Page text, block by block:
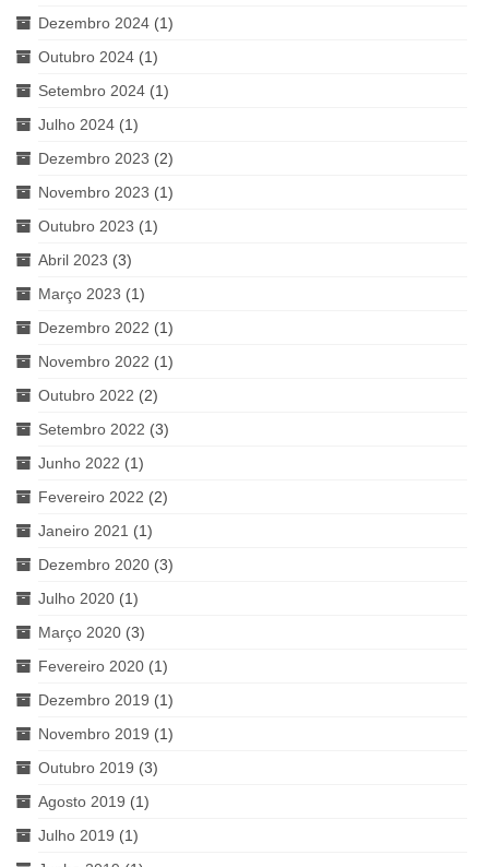
Dezembro 2024 (1)
Outubro 2024 (1)
Setembro 2024 (1)
Julho 2024 (1)
Dezembro 2023 (2)
Novembro 2023 (1)
Outubro 2023 (1)
Abril 2023 (3)
Março 2023 (1)
Dezembro 2022 (1)
Novembro 2022 (1)
Outubro 2022 (2)
Setembro 2022 (3)
Junho 2022 (1)
Fevereiro 2022 (2)
Janeiro 2021 (1)
Dezembro 2020 (3)
Julho 2020 (1)
Março 2020 (3)
Fevereiro 2020 (1)
Dezembro 2019 (1)
Novembro 2019 (1)
Outubro 2019 (3)
Agosto 2019 (1)
Julho 2019 (1)